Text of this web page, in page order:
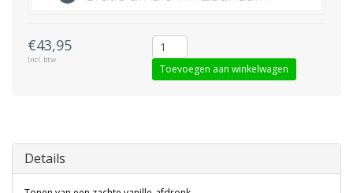
€43,95
Incl. btw
Toevoegen aan winkelwagen
Details